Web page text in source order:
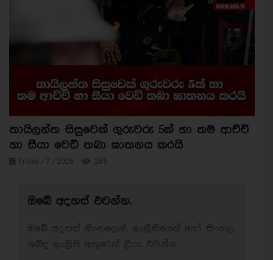
තායිලන්ත සිසුවෙක් ගුරුවරු 5ක් හා තම ආච්චි
හා සීයා වෙඩි තබා ඝාතනය කරයි
Friday / 7 / 2026 285
ඔබේ අදහස් එවන්න.